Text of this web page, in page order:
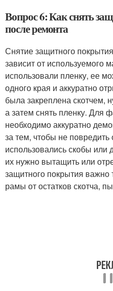
Вопрос 6: Как снять
после ремонта
Снятие защитного
зависит от используемого
использовали пленку, ее
одного края и аккуратно
была закреплена скотчем,
а затем снять пленку. Для
необходимо аккуратно
за тем, чтобы не
использовались скобы
их нужно вытащить или
защитного покрытия важно
рамы от остатков скотча,